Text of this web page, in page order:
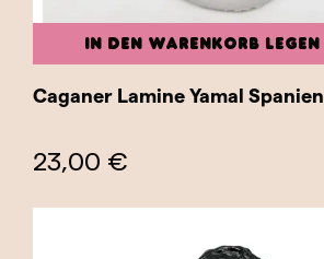
IN DEN WARENKORB LEGEN
Caganer Lamine Yamal Spanien
23,00 €